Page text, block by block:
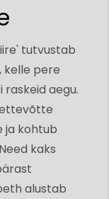
tutvustab
kelle pere
aegu.
ettevõtte
ja kohtub
kaks
alustab